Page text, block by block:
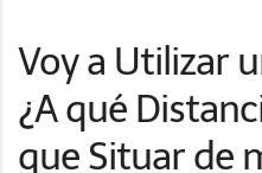
Voy a Utilizar
¿A qué
que Situar de